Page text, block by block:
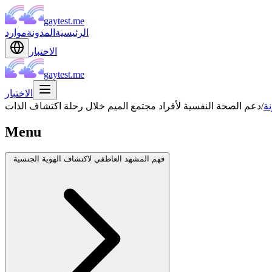
gaytest.me
الرئيسية المدونةموارد
الاختبار
gaytest.me
الاختبار
/دعم الصحة النفسية لأفراد مجتمع الميم خلال رحلة اكتشاف الذات
Menu
فهم المشهد العاطفي لاكتشاف الهوية الجنسية